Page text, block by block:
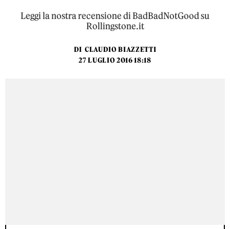
Leggi la nostra recensione di BadBadNotGood su
Rollingstone.it
DI CLAUDIO BIAZZETTI
27 LUGLIO 2016 18:18